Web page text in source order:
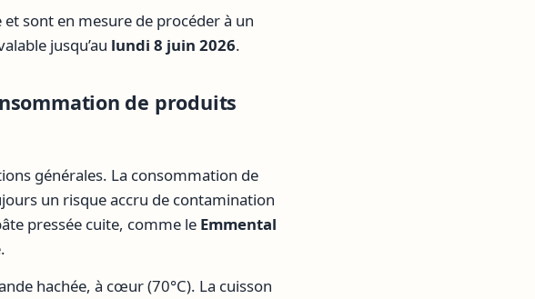
sont en mesure de procéder à un
jusqu’au lundi 8 juin 2026.
de produits
générales. La consommation de
un risque accru de contamination
pressée cuite, comme le Emmental
hachée, à cœur (70°C). La cuisson